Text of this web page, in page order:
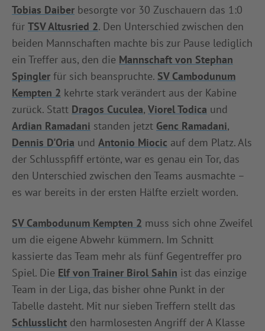
INFOTHEK SPIELPLUS
Tobias Daiber besorgte vor 30 Zuschauern das 1:0
für TSV Altusried 2. Den Unterschied zwischen den
beiden Mannschaften machte bis zur Pause lediglich
ein Treffer aus, den die Mannschaft von Stephan
Spingler für sich beanspruchte. SV Cambodunum
Kempten 2 kehrte stark verändert aus der Kabine
zurück. Statt Dragos Cuculea, Viorel Todica und
Ardian Ramadani standen jetzt Genc Ramadani,
Dennis D'Oria und Antonio Miocic auf dem Platz. Als
der Schlusspfiff ertönte, war es genau ein Tor, das
den Unterschied zwischen den Teams ausmachte –
es war bereits in der ersten Hälfte erzielt worden.
SV Cambodunum Kempten 2 muss sich ohne Zweifel
um die eigene Abwehr kümmern. Im Schnitt
kassierte das Team mehr als fünf Gegentreffer pro
Spiel. Die Elf von Trainer Birol Sahin ist das einzige
Team in der Liga, das bisher ohne Punkt in der
Tabelle dasteht. Mit nur sieben Treffern stellt das
Schlusslicht den harmlosesten Angriff der A Klasse